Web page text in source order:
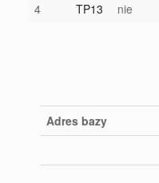
4
TP13 nie
Adres bazy